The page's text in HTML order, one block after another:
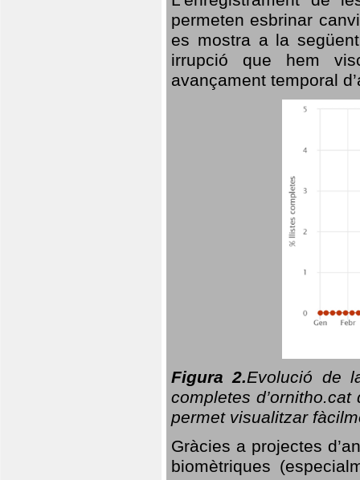
permeten esbrinar
es mostra a la
irrupció que hem
avançament temporal
Figura 2.Evolució de
completes
permet visualitzar
Gràcies a projectes
biomètriques